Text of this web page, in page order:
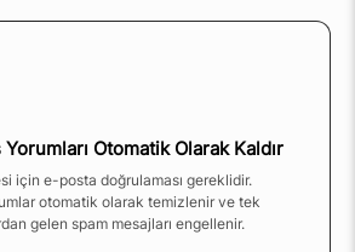
Otomatik Olarak Kaldır
için e-posta doğrulaması gereklidir.
otomatik olarak temizlenir ve tek
gelen spam mesajları engellenir.